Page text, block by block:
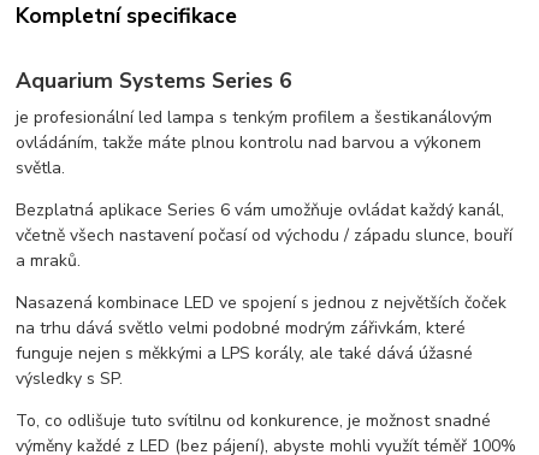
Kompletní specifikace
Aquarium Systems Series 6
je profesionální led lampa s tenkým profilem a šestikanálovým
ovládáním, takže máte plnou kontrolu nad barvou a výkonem
světla.
Bezplatná aplikace Series 6 vám umožňuje ovládat každý kanál,
včetně všech nastavení počasí od východu / západu slunce, bouří
a mraků.
Nasazená kombinace LED ve spojení s jednou z největších čoček
na trhu dává světlo velmi podobné modrým zářivkám, které
funguje nejen s měkkými a LPS korály, ale také dává úžasné
výsledky s SP.
To, co odlišuje tuto svítilnu od konkurence, je možnost snadné
výměny každé z LED (bez pájení), abyste mohli využít téměř 100%